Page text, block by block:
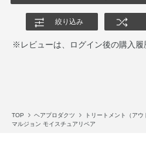
絞り込み
※レビューは、ログイン後の購入履
TOP ヘアプロダクツ トリートメント（アウ
マルジョン モイスチュアリペア